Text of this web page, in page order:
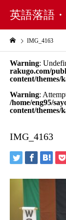
英語落語
IMG_4163
Warning:
rakugo.com/
content/themes/
Warning:
/home/eng95/
content/themes/
IMG_4163